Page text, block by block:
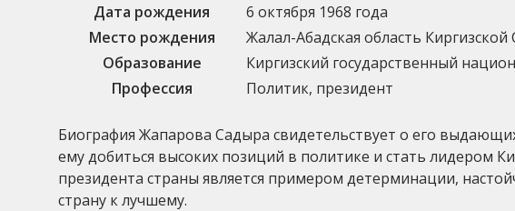
Дата рождения
6 октября 1968 года
Место рождения
Жалал-Абадская область Киргизской
Образование
Киргизский государственный
Профессия
Политик, президент
Биография Жапарова Садыра свидетельствует о его
ему добиться высоких позиций в политике и стать лидером
президента страны является примером детерминации,
страну к лучшему.